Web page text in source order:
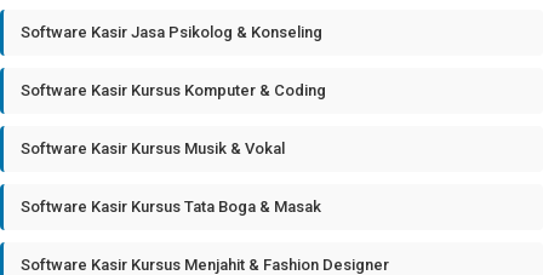
Software Kasir Jasa Psikolog & Konseling
Software Kasir Kursus Komputer & Coding
Software Kasir Kursus Musik & Vokal
Software Kasir Kursus Tata Boga & Masak
Software Kasir Kursus Menjahit & Fashion Designer